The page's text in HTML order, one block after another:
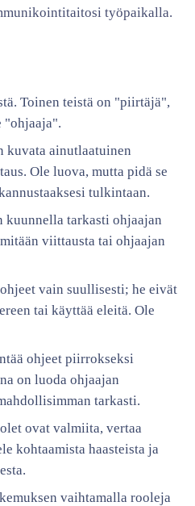
työpaikalla.
Toinen teistä on "piirtäjä",
"ohjaaja".
kuvata ainutlaatuinen
Ole luova, mutta pidä se
tulkintaan.
kuunnella tarkasti ohjaajan
viittausta tai ohjaajan
vain suullisesti; he eivät
tai käyttää eleitä. Ole
ohjeet piirrokseksi
on luoda ohjaajan
tarkasti.
ovat valmiita, vertaa
kohtaamista haasteista ja
vaihtamalla rooleja